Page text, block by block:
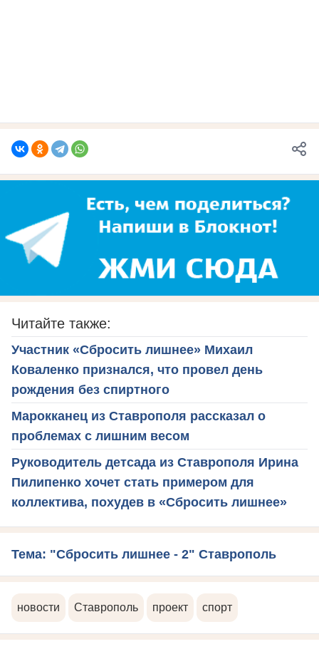
Читайте также:
Участник «Сбросить лишнее» Михаил
Коваленко признался, что провел день
рождения без спиртного
Марокканец из Ставрополя рассказал о
проблемах с лишним весом
Руководитель детсада из Ставрополя Ирина
Пилипенко хочет стать примером для
коллектива, похудев в «Сбросить лишнее»
Тема: "Сбросить лишнее - 2" Ставрополь
новости Ставрополь проект спорт